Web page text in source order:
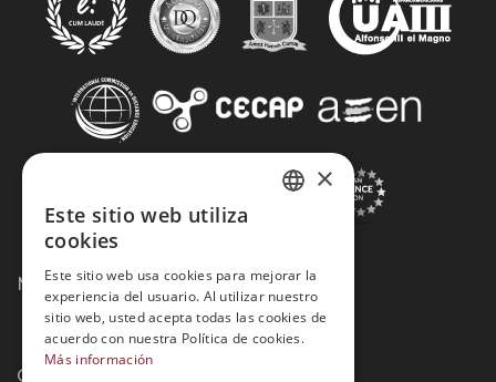
Métodos de Pago:
Contacto:
×
Este sitio web utiliza
cookies
Este sitio web usa cookies para mejorar la
experiencia del usuario. Al utilizar nuestro
sitio web, usted acepta todas las cookies de
acuerdo con nuestra Política de cookies.
Más información